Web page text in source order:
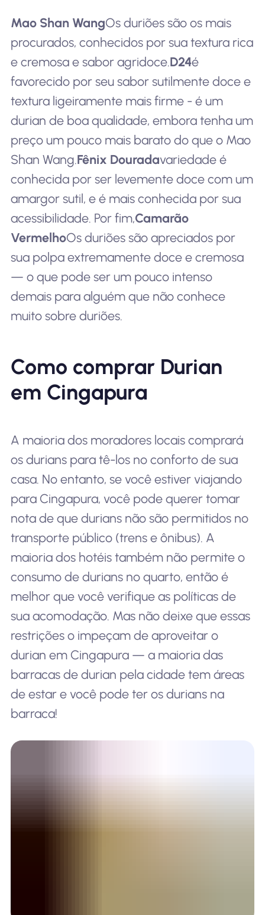
Mao Shan WangOs duriões são os mais
procurados, conhecidos por sua textura rica
e cremosa e sabor agridoce.D24é
favorecido por seu sabor sutilmente doce e
textura ligeiramente mais firme - é um
durian de boa qualidade, embora tenha um
preço um pouco mais barato do que o Mao
Shan Wang.Fênix Douradavariedade é
conhecida por ser levemente doce com um
amargor sutil, e é mais conhecida por sua
acessibilidade. Por fim,Camarão
VermelhoOs duriões são apreciados por
sua polpa extremamente doce e cremosa
— o que pode ser um pouco intenso
demais para alguém que não conhece
muito sobre duriões.
Como comprar Durian
em Cingapura
A maioria dos moradores locais comprará
os durians para tê-los no conforto de sua
casa. No entanto, se você estiver viajando
para Cingapura, você pode querer tomar
nota de que durians não são permitidos no
transporte público (trens e ônibus). A
maioria dos hotéis também não permite o
consumo de durians no quarto, então é
melhor que você verifique as políticas de
sua acomodação. Mas não deixe que essas
restrições o impeçam de aproveitar o
durian em Cingapura — a maioria das
barracas de durian pela cidade tem áreas
de estar e você pode ter os durians na
barraca!